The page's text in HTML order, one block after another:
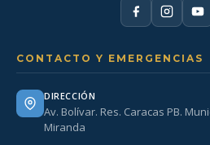
CONTACTO Y EMERGENCIAS
DIRECCIÓN
Av. Bolívar. Res. Caracas PB.
Miranda